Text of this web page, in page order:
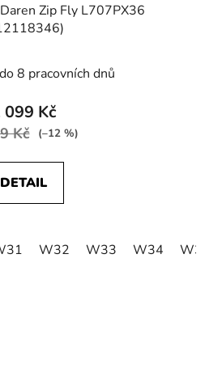
Zip Fly L707PX36
8 pracovních dnů
099 Kč
Kč (–12 %)
DETAIL
W32 W33 W34